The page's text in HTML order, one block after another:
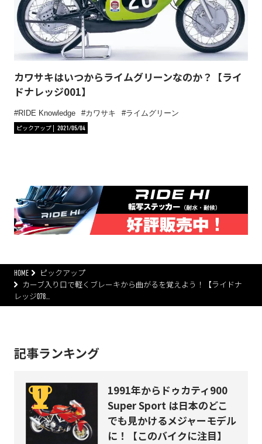
カワサキはいつからライムグリーンなのか？【ライ
ドナレッジ001】
RIDE Knowledge カワサキ
ライムグリーン
ピックアップ
2021/05/04
HOME
ピックアップ
カーブ入り口で軽くブレーキから曲がるを覚えよう！【ライドナ
レッジ078…
記事ランキング
1991年からドゥカティ900
Super Sport は日本のどこ
でも見かけるメジャーモデル
に！【このバイクに注目】